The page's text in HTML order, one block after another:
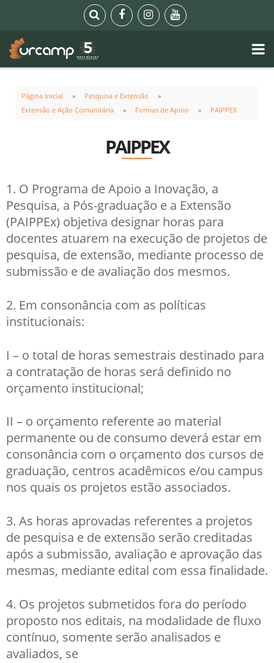
Página Inicial
Pesquisa e Extensão
Extensão e Ação Comunitária
Formas de Apoio PAIPPEX
PAIPPEX
1. O Programa de Apoio a Inovação, a
Pesquisa, a Pós-graduação e a Extensão
(PAIPPEx) objetiva designar horas para
docentes atuarem na execução de projetos de
pesquisa, de extensão, mediante processo de
submissão e de avaliação dos mesmos.
2. Em consonância com as políticas
institucionais:
I – o total de horas semestrais destinado para
a contratação de horas será definido no
orçamento institucional;
II – o orçamento referente ao material
permanente ou de consumo deverá estar em
consonância com o orçamento dos cursos de
graduação, centros acadêmicos e/ou campus
nos quais os projetos estão associados.
3. As horas aprovadas referentes a projetos
de pesquisa e de extensão serão creditadas
após a submissão, avaliação e aprovação das
mesmas, mediante edital com essa finalidade.
4. Os projetos submetidos fora do período
proposto nos editais, na modalidade de fluxo
contínuo, somente serão analisados e
avaliados, se